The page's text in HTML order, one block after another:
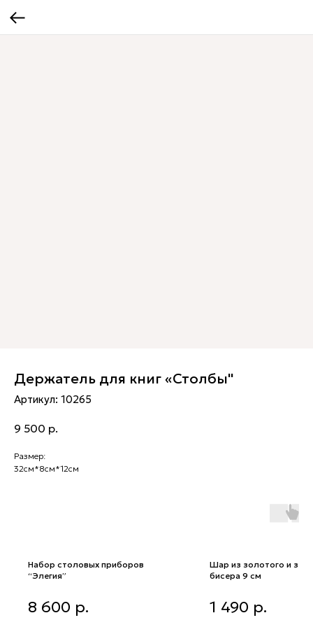
Держатель для книг «Столбы"
Артикул: 10265
9 500 р.
Размер:
32см*8см*12см
Набор столовых приборов
“Элегия”
“Элегия”
8 600 р.
Шар из золотого и
бисера 9 см
бисера 9 см
1 490 р.